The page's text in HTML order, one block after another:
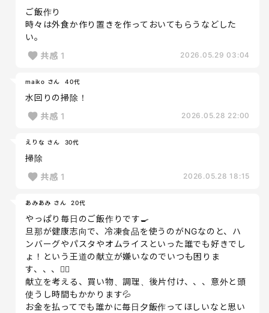
ご飯作り
時々は外食か作り置きを作っておいてもらうなどした
い。
共感 1 2026.05.29 03:04
maiko さん 40代
水回りの掃除！
共感 1 2026.05.28 22:00
えりな さん 30代
掃除
共感 1 2026.05.28 18:15
あみあみ さん 20代
やっぱり毎日のご飯作りです🍳
旦那が健康志向で、冷凍食品を使うのがNGなのと、ハ
ンバーグやパスタやオムライスといった誰でも好きでし
ょ！という王道の献立が嫌いなのでいつも困りま
す、、、😵‍💫
献立を考える、買い物、調理、後片付け、、、意外と頭
使うし時間もかかります💦
お金を払ってでも誰かに毎日夕飯作ってほしいなと思い